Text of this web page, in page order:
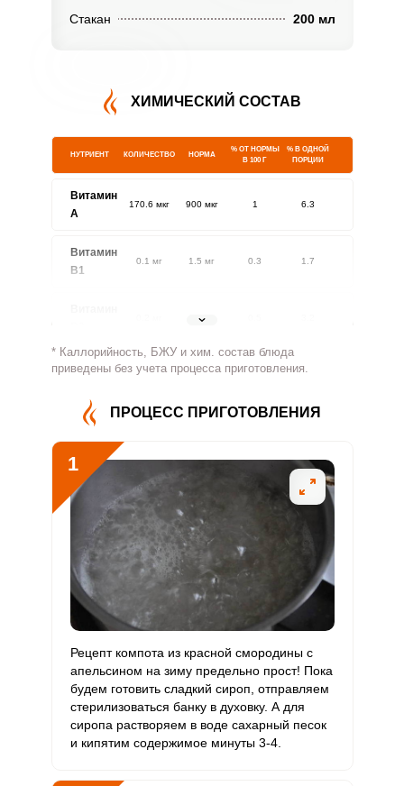
Стакан
200 мл
ХИМИЧЕСКИЙ СОСТАВ
НУТРИЕНТ КОЛИЧЕСТВО НОРМА
% ОТ НОРМЫ
В 100 Г
% В ОДНОЙ
ПОРЦИИ
Витамин
A
170.6 мкг 900 мкг 1 6.3
Витамин
В1
0.1 мг 1.5 мг 0.3 1.7
1.8 мг
Витамин
43.9 мг 500 мг 0.5 2.9
Витамин
В5
Витамин
В6
0.7 мг 12.4
Витамин
В9
18.5 мкг 400 мкг
Витамин
В12
3 мкг 0
Витамин
С
167 мкг 90 мкг 9.7 61.9
Витамин
D
10 мкг
E
* Каллорийность, БЖУ и хим. состав блюда
приведены без учета процесса приготовления.
ПРОЦЕСС ПРИГОТОВЛЕНИЯ
1
Рецепт компота из красной смородины с
апельсином на зиму предельно прост! Пока
будем готовить сладкий сироп, отправляем
стерилизоваться банку в духовку. А для
сиропа растворяем в воде сахарный песок
и кипятим содержимое минуты 3-4.